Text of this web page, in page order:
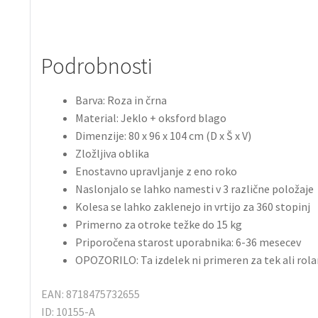
Podrobnosti
Barva: Roza in črna
Material: Jeklo + oksford blago
Dimenzije: 80 x 96 x 104 cm (D x Š x V)
Zložljiva oblika
Enostavno upravljanje z eno roko
Naslonjalo se lahko namesti v 3 različne položaje
Kolesa se lahko zaklenejo in vrtijo za 360 stopinj
Primerno za otroke težke do 15 kg
Priporočena starost uporabnika: 6-36 mesecev
OPOZORILO: Ta izdelek ni primeren za tek ali
EAN: 8718475732655
ID: 10155-A